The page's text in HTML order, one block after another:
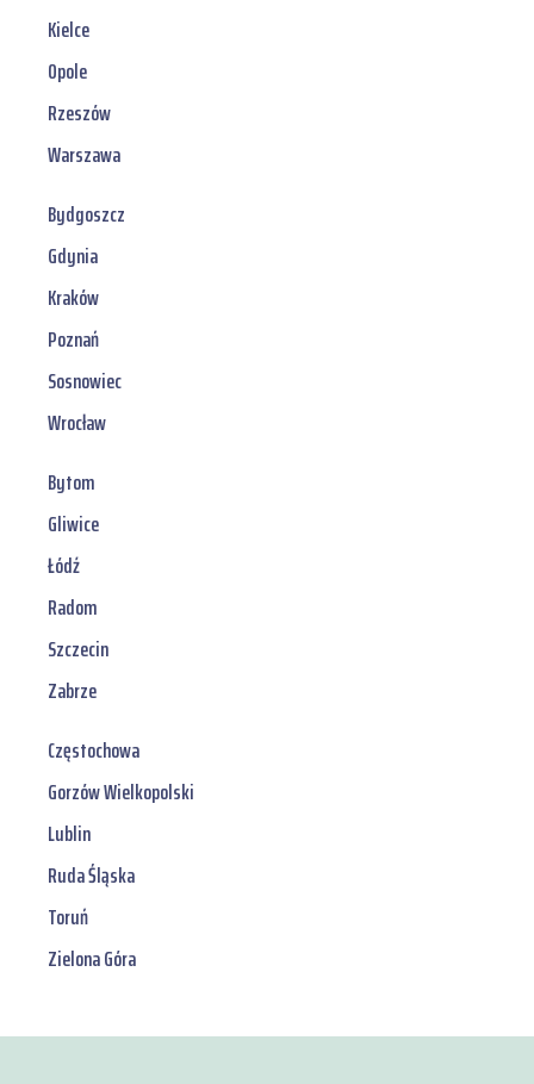
Kielce
Opole
Rzeszów
Warszawa
Bydgoszcz
Gdynia
Kraków
Poznań
Sosnowiec
Wrocław
Bytom
Gliwice
Łódź
Radom
Szczecin
Zabrze
Częstochowa
Gorzów Wielkopolski
Lublin
Ruda Śląska
Toruń
Zielona Góra